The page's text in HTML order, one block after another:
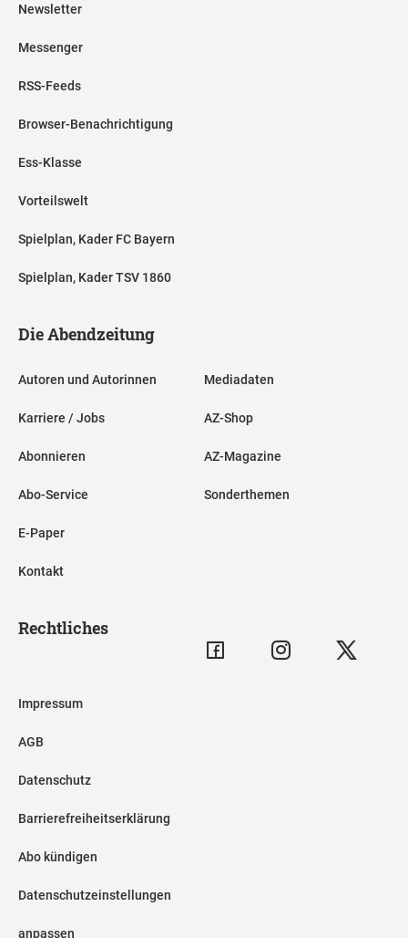
Newsletter
Messenger
RSS-Feeds
Browser-Benachrichtigung
Ess-Klasse
Vorteilswelt
Spielplan, Kader FC Bayern
Spielplan, Kader TSV 1860
Die Abendzeitung
Autoren und Autorinnen
Karriere / Jobs
Abonnieren
Abo-Service
E-Paper
Kontakt
Mediadaten
AZ-Shop
AZ-Magazine
Sonderthemen
Rechtliches
Impressum
AGB
Datenschutz
Barrierefreiheitserklärung
Abo kündigen
Datenschutzeinstellungen
anpassen